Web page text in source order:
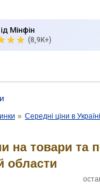
Мінфін
(8,9K+)
» Середні ціни в Україні
на товари та
области